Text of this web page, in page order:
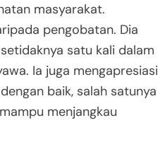
masyarakat.
pengobatan. Dia
satu kali dalam
Ia juga mengapresiasi
baik, salah satunya
menjangkau